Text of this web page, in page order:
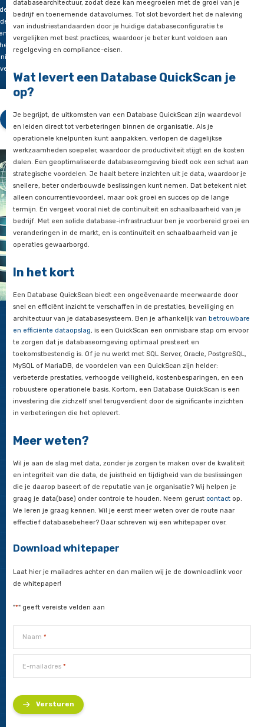
In
blog
je
implementatie van de aanbevolen verbeteringen en om te
waar nodig.
Wat biedt een Database
Een Database QuickScan biedt een breed scala aan
geeft het je inzicht in prestatieproblemen, zoals trage
inefficiënt indexgebruik, waardoor je je omgeving kunt gaan
optimaliseren. Verder helpt het bij het verbeteren van de
lekken en zwakke plekken te identificeren, waardoor je
maatregelen kunt nemen om je data te beschermen.
tot kostenbesparingen door inefficiënties aan te pakken die
leiden tot onnodige serverbelasting of overbodige cloud-
Bovendien draagt de QuickScan bij aan betere
databasearchitectuur, zodat deze kan meegroeien met de
bedrijf en toenemende datavolumes. Tot slot bevordert het
van industriestandaarden door je huidige
regelgeving en compliance-eisen.
Wat levert een Database
op?
Je begrijpt, de uitkomsten van een Database QuickScan zijn
en leiden direct tot verbeteringen binnen de organisatie. Als
operationele knelpunten kunt aanpakken, verlopen de
werkzaamheden soepeler, waardoor de productiviteit stijgt
dalen. Een geoptimaliseerde databaseomgeving biedt ook
snellere, beter onderbouwde beslissingen kunt nemen. Dat
alleen concurrentievoordeel, maar ook groei en succes op
termijn. En vergeet vooral niet de continuïteit en
bedrijf. Met een solide database-infrastructuur ben je
veranderingen in de markt, en is continuïteit en
operaties gewaarborgd.
In het kort
Een Database QuickScan biedt een ongeëvenaarde
architectuur van je databasesysteem. Ben je afhankelijk van
en efficiënte dataopslag, is een QuickScan een onmisbare
toekomstbestendig is. Of je nu werkt met SQL Server, Oracle,
robuustere operationele basis. Kortom, een Database
investering die zichzelf snel terugverdient door de